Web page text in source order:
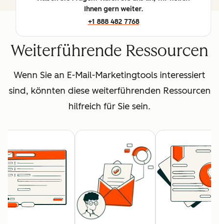
Ihnen gern weiter.
+1 888 482 7768
Weiterführende Ressourcen
Wenn Sie an E-Mail-Marketingtools interessiert
sind, könnten diese weiterführenden Ressourcen
hilfreich für Sie sein.